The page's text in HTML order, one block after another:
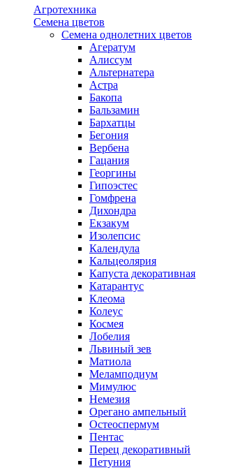
Агротехника
Семена цветов
Семена однолетних цветов
Агератум
Алиссум
Альтернатера
Астра
Бакопа
Бальзамин
Бархатцы
Бегония
Вербена
Гацания
Георгины
Гипоэстес
Гомфрена
Дихондра
Екзакум
Изолепсис
Календула
Кальцеолярия
Капуста декоративная
Катарантус
Клеома
Колеус
Космея
Лобелия
Львиный зев
Матиола
Меламподиум
Мимулюс
Немезия
Орегано ампельный
Остеоспермум
Пентас
Перец декоративный
Петуния